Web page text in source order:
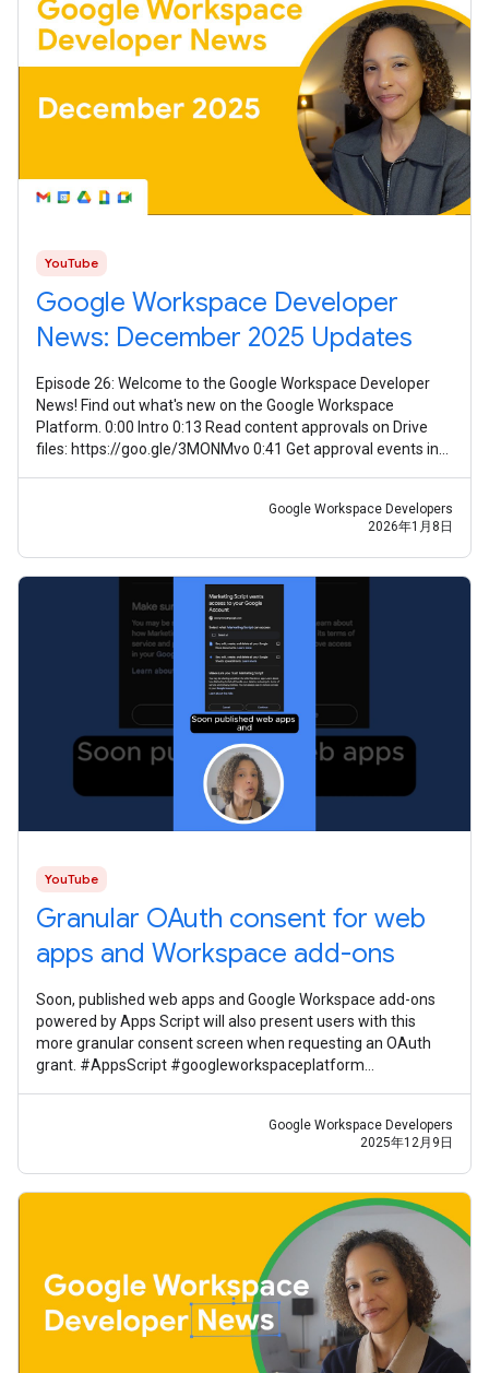
YouTube
Google Workspace Developer
News: December 2025 Updates
Episode 26: Welcome to the Google Workspace Developer
News! Find out what's new on the Google Workspace
Platform. 0:00 Intro 0:13 Read content approvals on Drive
files: https://goo.gle/3MONMvo 0:41 Get approval events in
Google Workspace Developers
2026年1月8日
YouTube
Granular OAuth consent for web
apps and Workspace add-ons
Soon, published web apps and Google Workspace add-ons
powered by Apps Script will also present users with this
more granular consent screen when requesting an OAuth
grant. #AppsScript #googleworkspaceplatform
Google Workspace Developers
2025年12月9日